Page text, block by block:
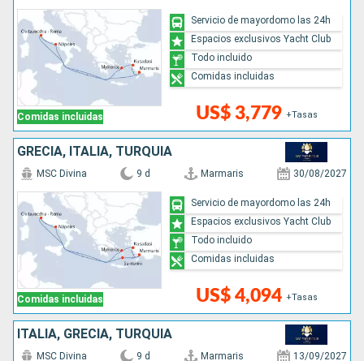
Comidas incluidas US$ 3,779 +Tasas
Servicio de mayordomo las 24h
Espacios exclusivos Yacht Club
Todo incluido
Comidas incluidas
GRECIA, ITALIA, TURQUÍA
Comidas incluidas
MSC Divina 9 d Marmaris 30/08/2027
US$ 4,094 +Tasas
Servicio de mayordomo las 24h
Espacios exclusivos Yacht Club
Todo incluido
Comidas incluidas
ITALIA, GRECIA, TURQUÍA
MSC Divina 9 d Marmaris 13/09/2027